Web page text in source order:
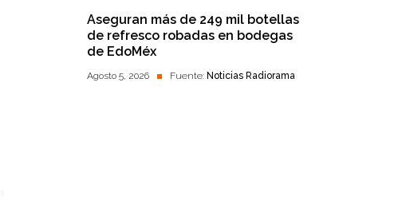
Aseguran más de 249 mil botellas
de refresco robadas en bodegas
de EdoMéx
Agosto 5, 2026 Fuente: Noticias Radiorama